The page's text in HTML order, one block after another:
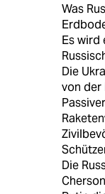
Was
Es wird
Die
von der
Die